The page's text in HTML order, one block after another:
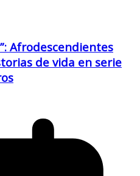
Afrodescendientes
de vida en serie